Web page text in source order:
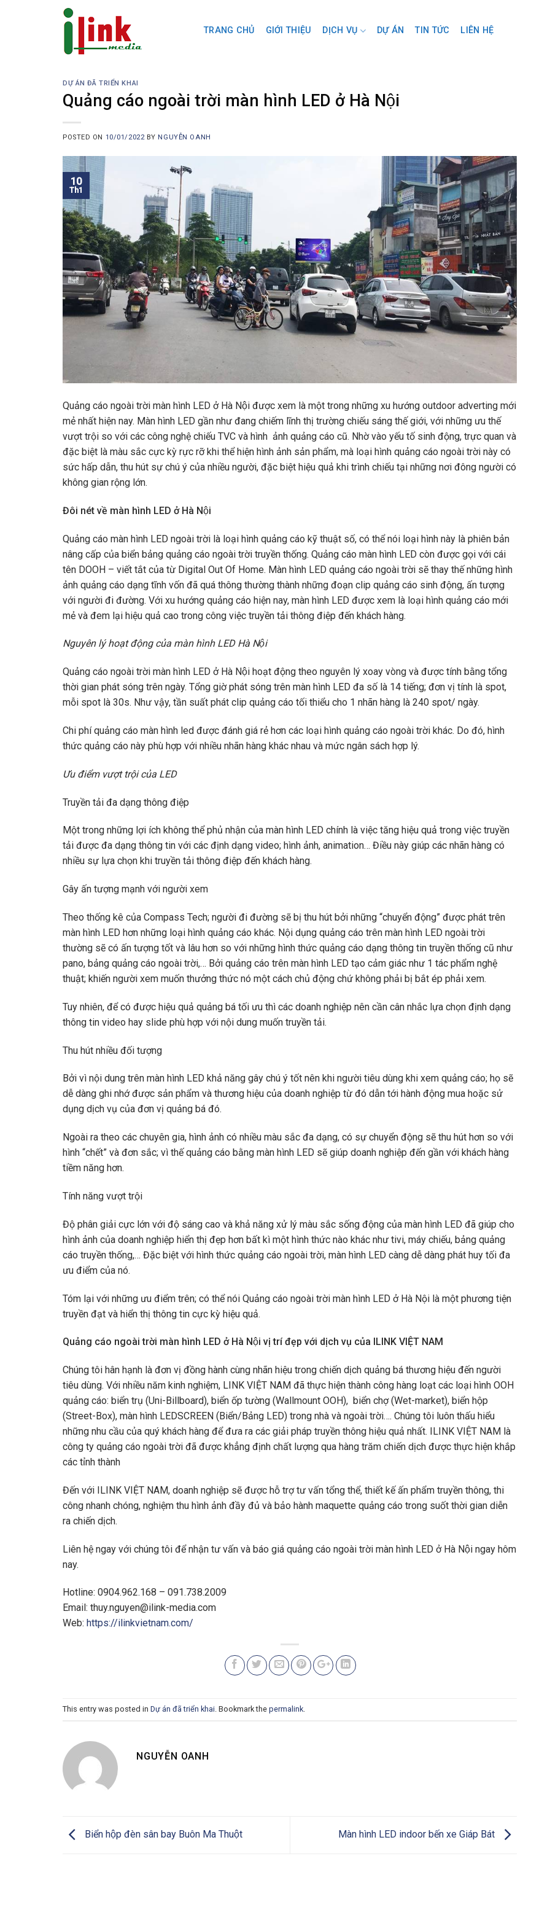
TRANG CHỦ GIỚI THIỆU DỊCH VỤ DỰ ÁN TIN TỨC LIÊN HỆ
DỰ ÁN ĐÃ TRIỂN KHAI
Quảng cáo ngoài trời màn hình LED ở Hà Nội
POSTED ON 10/01/2022 BY NGUYỄN OANH
10
Th1
Quảng cáo ngoài trời màn hình LED ở Hà Nội được xem là một trong những xu hướng outdoor adverting mới
mẻ nhất hiện nay. Màn hình LED gần như đang chiếm lĩnh thị trường chiếu sáng thế giới, với những ưu thế
vượt trội so với các công nghệ chiếu TVC và hình ảnh quảng cáo cũ. Nhờ vào yếu tố sinh động, trực quan và
đặc biệt là màu sắc cực kỳ rực rỡ khi thể hiện hình ảnh sản phẩm, mà loại hình quảng cáo ngoài trời này có
sức hấp dẫn, thu hút sự chú ý của nhiều người, đặc biệt hiệu quả khi trình chiếu tại những nơi đông người có
không gian rộng lớn.
Đôi nét về màn hình LED ở Hà Nội
Quảng cáo màn hình LED ngoài trời là loại hình quảng cáo kỹ thuật số, có thể nói loại hình này là phiên bản
nâng cấp của biển bảng quảng cáo ngoài trời truyền thống. Quảng cáo màn hình LED còn được gọi với cái
tên DOOH – viết tắt của từ Digital Out Of Home. Màn hình LED quảng cáo ngoài trời sẽ thay thế những hình
ảnh quảng cáo dạng tĩnh vốn đã quá thông thường thành những đoạn clip quảng cáo sinh động, ấn tượng
với người đi đường. Với xu hướng quảng cáo hiện nay, màn hình LED được xem là loại hình quảng cáo mới
mẻ và đem lại hiệu quả cao trong công việc truyền tải thông điệp đến khách hàng.
Nguyên lý hoạt động của màn hình LED Hà Nội
Quảng cáo ngoài trời màn hình LED ở Hà Nội hoạt động theo nguyên lý xoay vòng và được tính bằng tổng
thời gian phát sóng trên ngày. Tổng giờ phát sóng trên màn hình LED đa số là 14 tiếng; đơn vị tính là spot,
mỗi spot là 30s. Như vậy, tần suất phát clip quảng cáo tối thiểu cho 1 nhãn hàng là 240 spot/ ngày.
Chi phí quảng cáo màn hình led được đánh giá rẻ hơn các loại hình quảng cáo ngoài trời khác. Do đó, hình
thức quảng cáo này phù hợp với nhiều nhãn hàng khác nhau và mức ngân sách hợp lý.
Ưu điểm vượt trội của LED
Truyền tải đa dạng thông điệp
Một trong những lợi ích không thể phủ nhận của màn hình LED chính là việc tăng hiệu quả trong việc truyền
tải được đa dạng thông tin với các định dạng video; hình ảnh, animation… Điều này giúp các nhãn hàng có
nhiều sự lựa chọn khi truyền tải thông điệp đến khách hàng.
Gây ấn tượng mạnh với người xem
Theo thống kê của Compass Tech; người đi đường sẽ bị thu hút bởi những “chuyển động” được phát trên
màn hình LED hơn những loại hình quảng cáo khác. Nội dụng quảng cáo trên màn hình LED ngoài trời
thường sẽ có ấn tượng tốt và lâu hơn so với những hình thức quảng cáo dạng thông tin truyền thống cũ như
pano, bảng quảng cáo ngoài trời,… Bởi quảng cáo trên màn hình LED tạo cảm giác như 1 tác phẩm nghệ
thuật; khiến người xem muốn thưởng thức nó một cách chủ động chứ không phải bị bắt ép phải xem.
Tuy nhiên, để có được hiệu quả quảng bá tối ưu thì các doanh nghiệp nên cần cân nhắc lựa chọn định dạng
thông tin video hay slide phù hợp với nội dung muốn truyền tải.
Thu hút nhiều đối tượng
Bởi vì nội dung trên màn hình LED khả năng gây chú ý tốt nên khi người tiêu dùng khi xem quảng cáo; họ sẽ
dễ dàng ghi nhớ được sản phẩm và thương hiệu của doanh nghiệp từ đó dẫn tới hành động mua hoặc sử
dụng dịch vụ của đơn vị quảng bá đó.
Ngoài ra theo các chuyên gia, hình ảnh có nhiều màu sắc đa dạng, có sự chuyển động sẽ thu hút hơn so với
hình “chết” và đơn sắc; vì thế quảng cáo bằng màn hình LED sẽ giúp doanh nghiệp đến gần với khách hàng
tiềm năng hơn.
Tính năng vượt trội
Độ phân giải cực lớn với độ sáng cao và khả năng xử lý màu sắc sống động của màn hình LED đã giúp cho
hình ảnh của doanh nghiệp hiển thị đẹp hơn bất kì một hình thức nào khác như tivi, máy chiếu, bảng quảng
cáo truyền thống,… Đặc biệt với hình thức quảng cáo ngoài trời, màn hình LED càng dễ dàng phát huy tối đa
ưu điểm của nó.
Tóm lại với những ưu điểm trên; có thể nói Quảng cáo ngoài trời màn hình LED ở Hà Nội là một phương tiện
truyền đạt và hiển thị thông tin cực kỳ hiệu quả.
Quảng cáo ngoài trời màn hình LED ở Hà Nội vị trí đẹp với dịch vụ của ILINK VIỆT NAM
Chúng tôi hân hạnh là đơn vị đồng hành cùng nhãn hiệu trong chiến dịch quảng bá thương hiệu đến người
tiêu dùng. Với nhiều năm kinh nghiệm, LINK VIỆT NAM đã thực hiện thành công hàng loạt các loại hình OOH
quảng cáo: biển trụ (Uni-Billboard), biển ốp tường (Wallmount OOH), biển chợ (Wet-market), biển hộp
(Street-Box), màn hình LEDSCREEN (Biển/Bảng LED) trong nhà và ngoài trời…. Chúng tôi luôn thấu hiểu
những nhu cầu của quý khách hàng để đưa ra các giải pháp truyền thông hiệu quả nhất. ILINK VIỆT NAM là
công ty quảng cáo ngoài trời đã được khẳng định chất lượng qua hàng trăm chiến dịch được thực hiện khắp
các tỉnh thành
Đến với ILINK VIỆT NAM, doanh nghiệp sẽ được hỗ trợ tư vấn tổng thể, thiết kế ấn phẩm truyền thông, thi
công nhanh chóng, nghiệm thu hình ảnh đầy đủ và bảo hành maquette quảng cáo trong suốt thời gian diễn
ra chiến dịch.
Liên hệ ngay với chúng tôi để nhận tư vấn và báo giá quảng cáo ngoài trời màn hình LED ở Hà Nội ngay hôm
nay.
Hotline: 0904.962.168 – 091.738.2009
Email: thuy.nguyen@ilink-media.com
Web: https://ilinkvietnam.com/
This entry was posted in Dự án đã triển khai . Bookmark the permalink
NGUYỄN OANH
Biển hộp đèn sân bay Buôn Ma Thuột Màn hình LED indoor bến xe Giáp Bát